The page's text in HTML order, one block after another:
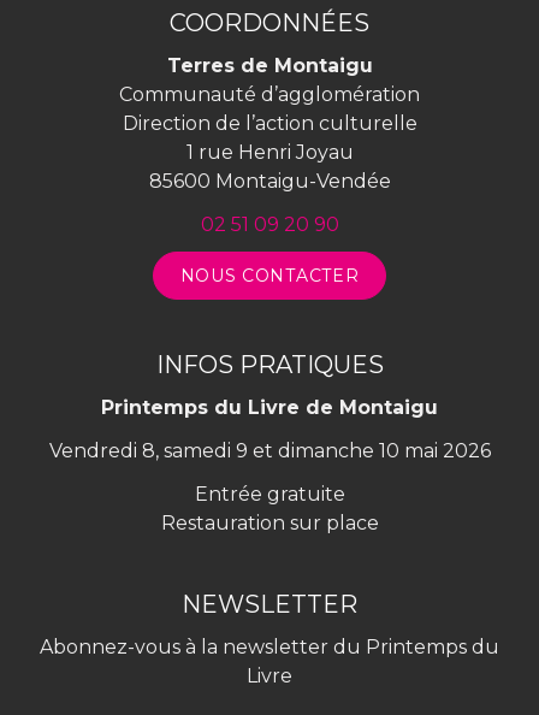
compte
Facebook
compte
Instagram
COORDONNÉES
Terres de Montaigu
Communauté d’agglomération
Direction de l’action culturelle
1 rue Henri Joyau
85600 Montaigu-Vendée
02 51 09 20 90
NOUS CONTACTER
INFOS PRATIQUES
Printemps du Livre de Montaigu
Vendredi 8, samedi 9 et dimanche 10 mai 2026
Entrée gratuite
Restauration sur place
NEWSLETTER
Abonnez-vous à la newsletter du Printemps du
Livre